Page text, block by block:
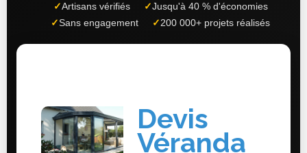
✓Artisans vérifiés ✓Jusqu'à 40 % d'économies
✓Sans engagement ✓ 200 000+ projets réalisés